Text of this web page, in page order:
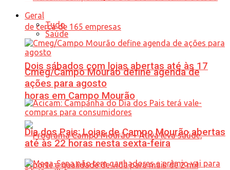
Dois sábados com lojas abertas até às 17
horas em Campo Mourão
Geral
Tudo
Saúde
Cmeg/Campo Mourão define agenda de
ações para agosto
Dia dos Pais: Lojas de Campo Mourão abertas
até às 22 horas nesta sexta-feira